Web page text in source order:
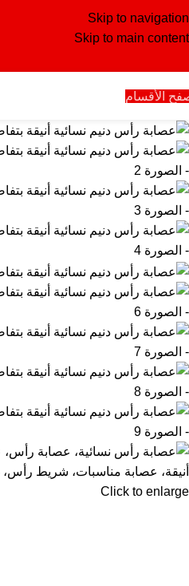
Skip to navigation
Skip to main content
الأقسام
Click to enlarge